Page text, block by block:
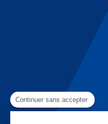
Continuer sans accepter